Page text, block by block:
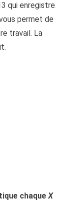
qui enregistre
permet de
travail. La
chaqueX